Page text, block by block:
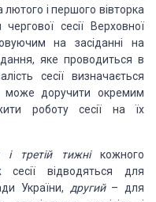
лютого і першого вівторка
чергової сесії Верховної
на засіданні на
яке проводиться в
сесії визначається
може доручити окремим
роботу сесії на їх
третій тижнікожного
сесії відводяться для
України, другий– для